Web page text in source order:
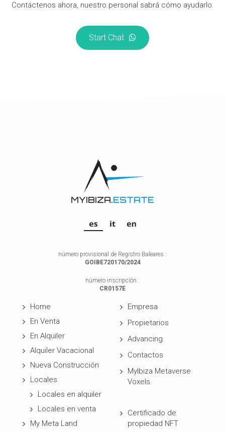
Contáctenos ahora, nuestro personal sabrá cómo ayudarlo.
Start Chat
MYIBIZA.ESTATE
número provisional de Registro Baleares :
GOIBE720170/2024
número inscripción :
CR0157E
Home
En Venta
En Alquiler
Alquiler Vacacional
Nueva Construcción
Locales
Locales en alquiler
Locales en venta
My Meta Land
Empresa
Propietarios
Advancing
Contactos
MyIbiza Metaverse
Voxels
Certificado de
propiedad NFT